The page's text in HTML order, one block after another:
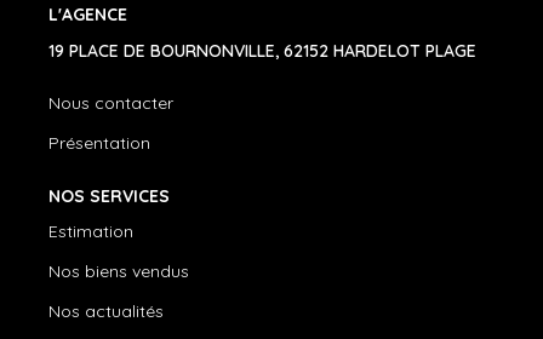
L'AGENCE
19 PLACE DE BOURNONVILLE, 62152 HARDELOT PLAGE
Nous contacter
Présentation
NOS SERVICES
Estimation
Nos biens vendus
Nos actualités